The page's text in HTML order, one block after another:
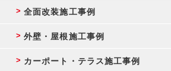
全面改装施工事例
外壁・屋根施工事例
カーポート・テラス施工事例